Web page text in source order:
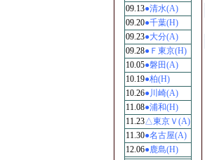
09.13●清水(A)
09.20●千葉(H)
09.23●大分(A)
09.28●Ｆ東京(H)
10.05●磐田(A)
10.19●柏(H)
10.26●川崎(A)
11.08●浦和(H)
11.23△東京Ｖ(A)
11.30●名古屋(A)
12.06●鹿島(H)